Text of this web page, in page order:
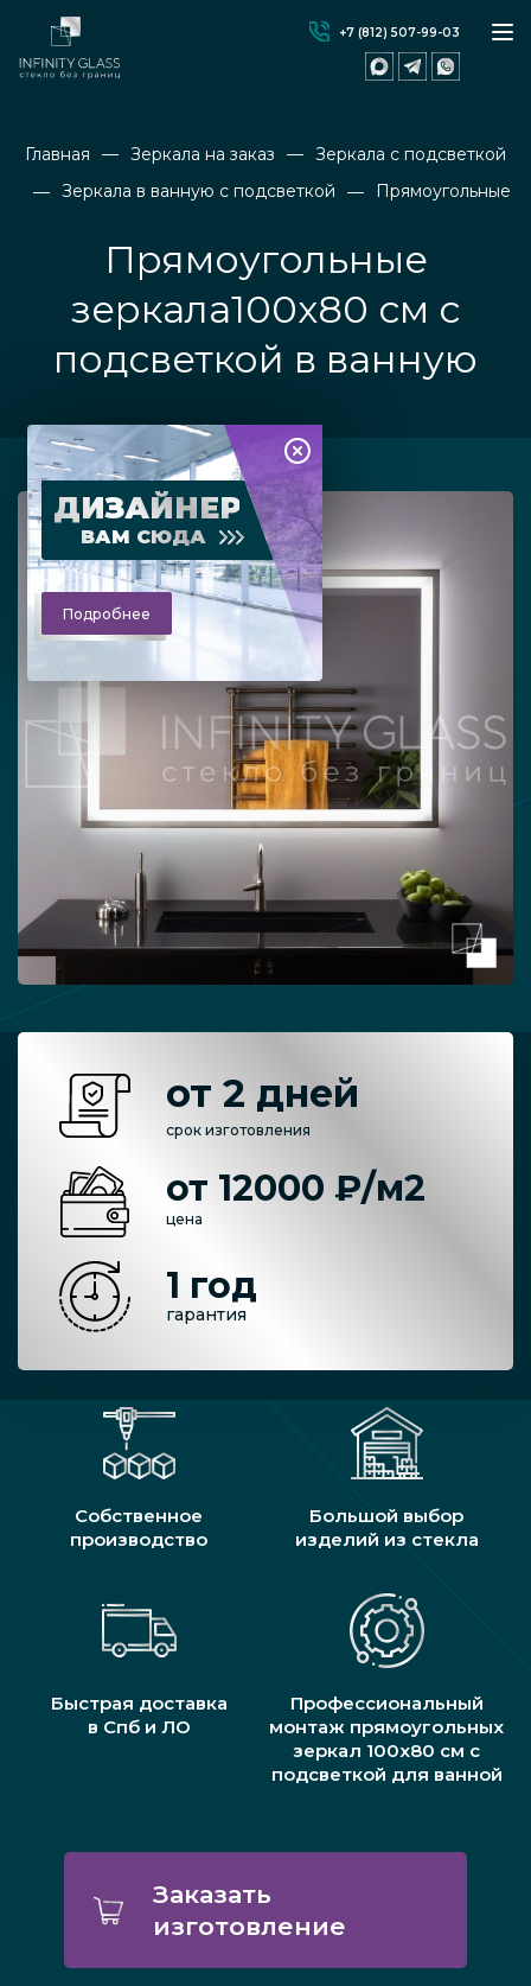
+7 (812) 507-99-03
Главная Зеркала на заказ
Зеркала с подсветкой
Зеркала в ванную с подсветкой
Прямоугольные
Прямоугольные
зеркала100х80 см с
подсветкой в ванную
ДИЗАЙНЕР
ВАМ СЮДА
Подробнее
от 2 дней
срок изготовления
от 12000 ₽/м2
цена
1 год
гарантия
Собственное
производство
Большой выбор
изделий из стекла
Быстрая доставка
в Спб и ЛО
Профессиональный
монтаж прямоугольных
зеркал 100х80 см с
подсветкой для ванной
Заказать
изготовление